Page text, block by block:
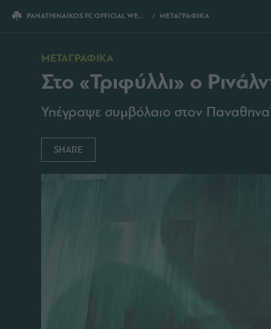
PANATHINAIKOS FC OFFICIAL WEBSITE ΜΕΤΑΓΡΑΦΙΚΑ ΣΤΟ
ΜΕΤΑΓΡΑΦΙΚΑ
Στο «Τριφύλλι» ο
Υπέγραψε συμβόλαιο στον
SHARE